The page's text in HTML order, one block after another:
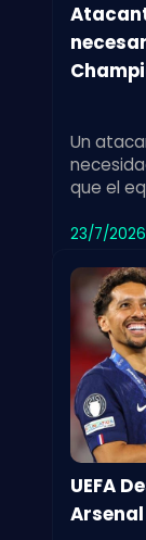
Un
que el
del torneo.
23/7/2026
UEFA